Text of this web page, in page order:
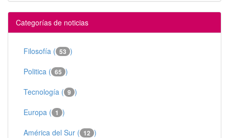
Categorías de noticias
Filosofía ( 53 )
Politica ( 65 )
Tecnología ( 9 )
Europa ( 1 )
América del Sur ( 12 )